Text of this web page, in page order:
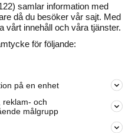
företaget på
och
nära dig.
samlar information med
då du besöker vår sajt. Med
vårt innehåll och våra tjänster.
för följande:
på en enhet
reklam- och
målgrupp